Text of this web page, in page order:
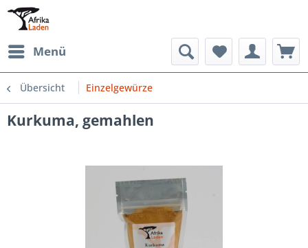
Menü
Übersicht Einzelgewürze
Kurkuma, gemahlen